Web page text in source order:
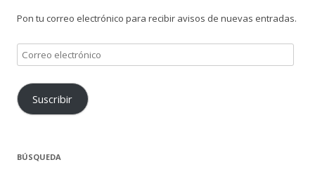
Pon tu correo electrónico para recibir avisos de nuevas entradas.
Correo
electrónico
Suscribir
BÚSQUEDA